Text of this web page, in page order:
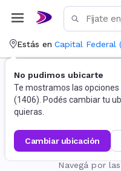
Estás en Capital Federal
No pudimos ubicarte
Te mostramos las opciones
(1406). Podés cambiar tu
quieras.
cambiar ubicación
La
Navegá por